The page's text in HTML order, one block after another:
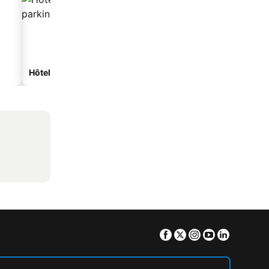
Hôtels avec parking
Facebook
TwitterInstagram
Youtube